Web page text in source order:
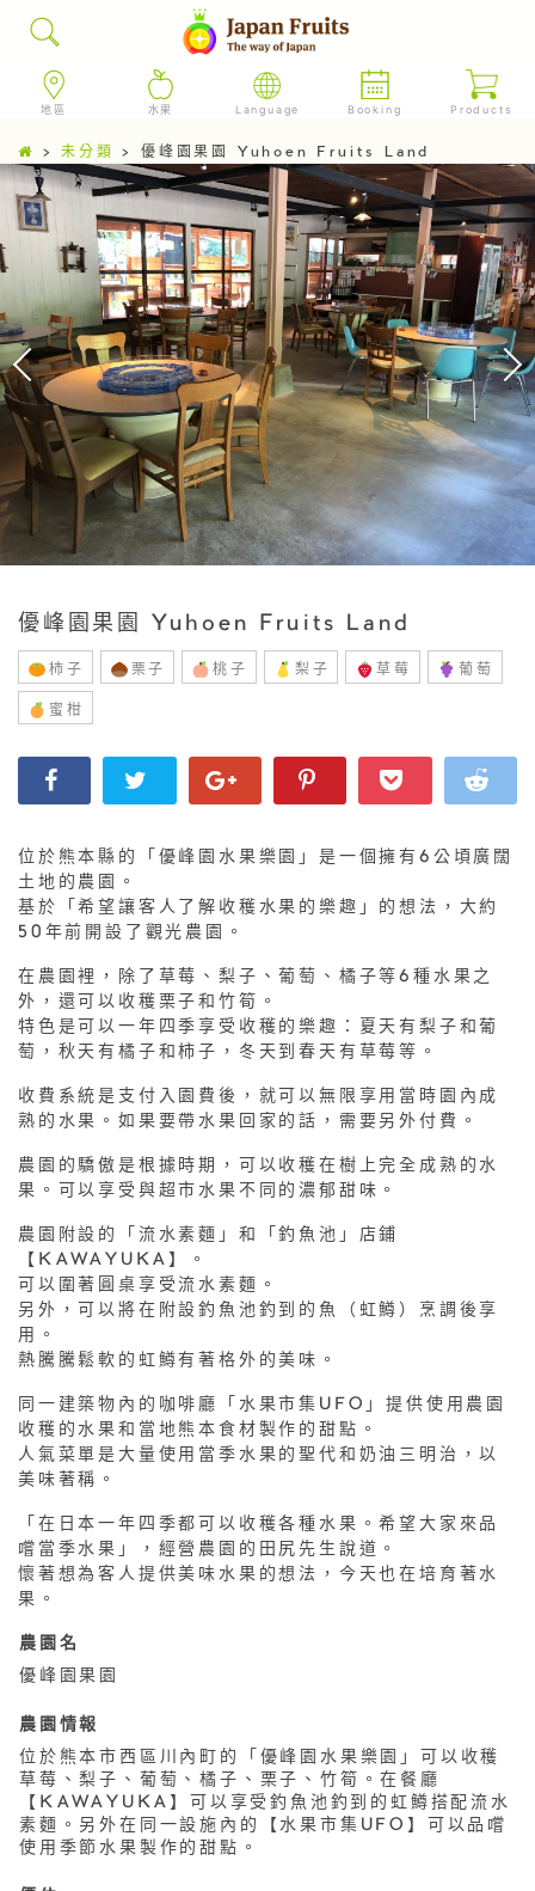
地區 水果 Language Booking Products
>未分類 >優峰園果園 Yuhoen Fruits Land
優峰園果園 Yuhoen Fruits Land
柿子 栗子 桃子 梨子 草莓 葡萄
蜜柑
位於熊本縣的「優峰園水果樂園」是一個擁有6公頃廣闊
土地的農園。
基於「希望讓客人了解收穫水果的樂趣」的想法，大約
50年前開設了觀光農園。
在農園裡，除了草莓、梨子、葡萄、橘子等6種水果之
外，還可以收穫栗子和竹筍。
特色是可以一年四季享受收穫的樂趣：夏天有梨子和葡
萄，秋天有橘子和柿子，冬天到春天有草莓等。
收費系統是支付入園費後，就可以無限享用當時園內成
熟的水果。如果要帶水果回家的話，需要另外付費。
農園的驕傲是根據時期，可以收穫在樹上完全成熟的水
果。可以享受與超市水果不同的濃郁甜味。
農園附設的「流水素麵」和「釣魚池」店鋪
【KAWAYUKA】。
可以圍著圓桌享受流水素麵。
另外，可以將在附設釣魚池釣到的魚（虹鱒）烹調後享
用。
熱騰騰鬆軟的虹鱒有著格外的美味。
同一建築物內的咖啡廳「水果市集UFO」提供使用農園
收穫的水果和當地熊本食材製作的甜點。
人氣菜單是大量使用當季水果的聖代和奶油三明治，以
美味著稱。
「在日本一年四季都可以收穫各種水果。希望大家來品
嚐當季水果」，經營農園的田尻先生說道。
懷著想為客人提供美味水果的想法，今天也在培育著水
果。
農園名
優峰園果園
農園情報
位於熊本市西區川內町的「優峰園水果樂園」可以收穫
草莓、梨子、葡萄、橘子、栗子、竹筍。在餐廳
【KAWAYUKA】可以享受釣魚池釣到的虹鱒搭配流水
素麵。另外在同一設施內的【水果市集UFO】可以品嚐
使用季節水果製作的甜點。